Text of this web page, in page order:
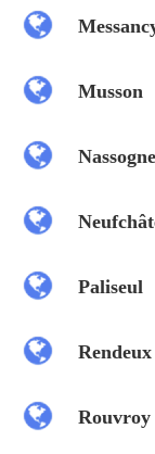
Musson
Nassogne
Paliseul
Rendeux
Rouvroy